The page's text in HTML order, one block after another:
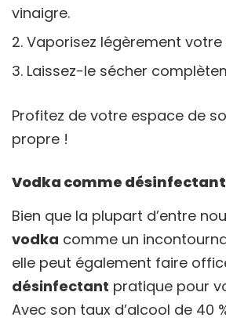
vinaigre.
Vaporisez légèrement
Laissez-le sécher
Profitez de votre espace de
propre !
Vodka comme désinfectant
Bien que la plupart d’entre
vodka comme un
elle peut également faire
désinfectant pratique pour
Avec son taux d’alcool de 40